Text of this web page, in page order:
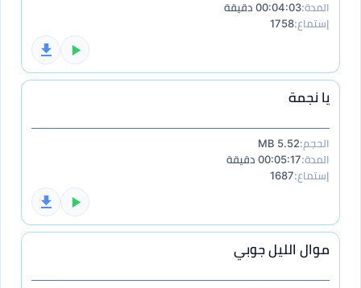
المدة:00:04:03 دقيقة
إستماع:1758
يا نجمة
الحجم:5.52 MB
المدة:00:05:17 دقيقة
إستماع:1687
موال الليل جوبي